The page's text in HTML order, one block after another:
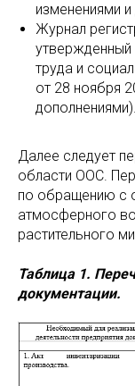
изменениями
Журнал
утвержденный
труда и
от 28 ноября
дополнениями).
Далее следует
области ООС.
по обращению с
атмосферного
растительного
Таблица 1.
документации.